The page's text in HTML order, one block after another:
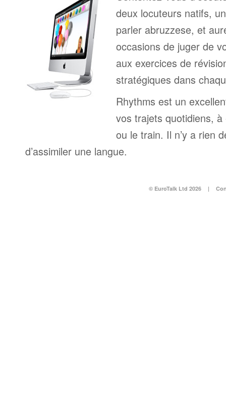
deux locuteurs natifs,
parler abruzzese, et
occasions de juger de
aux exercices de
stratégiques dans
Rhythms est un
vos trajets quotidiens,
ou le train. Il n’y a rien
d’assimiler une langue.
© EuroTalk Ltd 2026 |